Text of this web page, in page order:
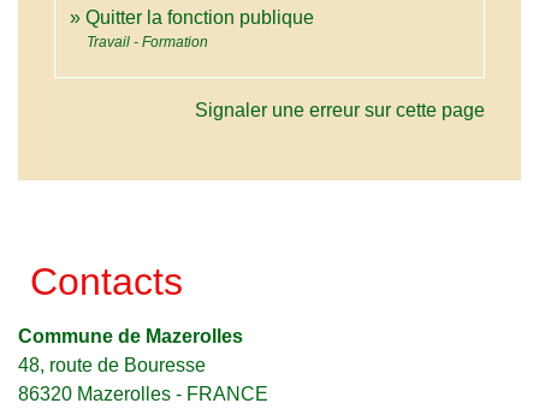
Quitter la fonction publique
Travail - Formation
Signaler une erreur sur cette page
Contacts
Commune de Mazerolles
48, route de Bouresse
86320 Mazerolles - FRANCE